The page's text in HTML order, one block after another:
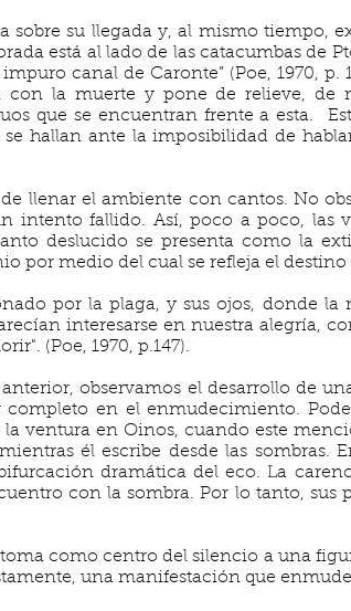
sobre su llegada y, al mismo tiempo,
está al lado de las catacumbas de
canal de Caronte” (Poe, 1970, p.
con la muerte y pone de relieve, de
que se encuentran frente a esta.
hallan ante la imposibilidad de
llenar el ambiente con cantos. No
intento fallido. Así, poco a poco, las
deslucido se presenta como la
por medio del cual se refleja el
por la plaga, y sus ojos, donde
interesarse en nuestra alegría,
(Poe, 1970, p.147).
observamos el desarrollo de
en el enmudecimiento.
ventura en Oinos, cuando este
él escribe desde las sombras.
dramática del eco. La
con la sombra. Por lo tanto, sus
toma como centro del silencio a una
una manifestación que